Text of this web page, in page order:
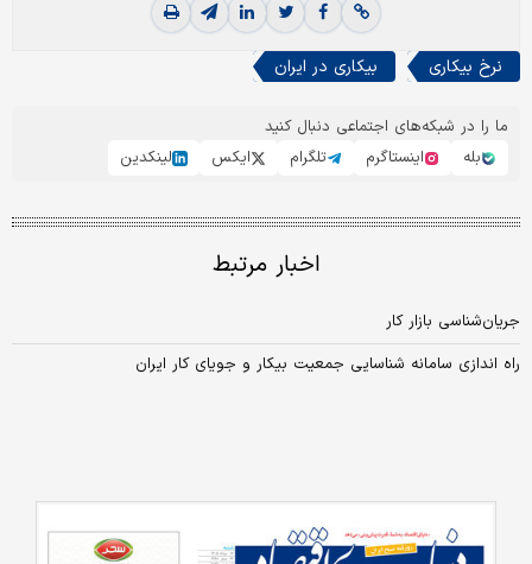
نرخ بیکاری بیکاری در ایران
ما را در شبکه‌های اجتماعی دنبال کنید
بله
اینستاگرم تلگرام ایکس لینکدین
اخبار مرتبط
جریان‌شناسی بازار کار
راه اندازی سامانه شناسایی جمعیت بیکار و جویای کار ایران